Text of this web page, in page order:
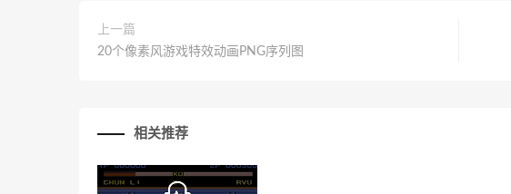
上一篇
20个像素风游戏特效动画PNG序列图
相关推荐